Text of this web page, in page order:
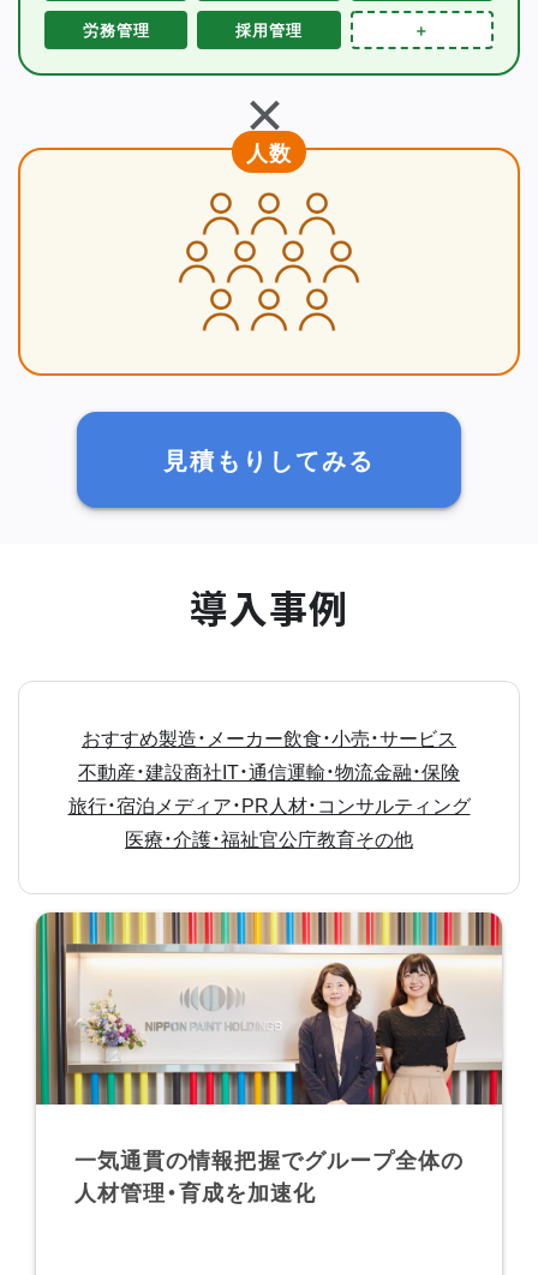
労務管理 採用管理 ＋
＋
人数
見積もりしてみる
導入事例
おすすめ製造・メーカー飲食・小売・サービス
不動産・建設商社IT・通信運輸・物流金融・保険
旅行・宿泊 メディア・PR人材・コンサルティング
医療・介護・福祉官公庁教育その他
一気通貫の情報把握でグループ全体の
人材管理・育成を加速化